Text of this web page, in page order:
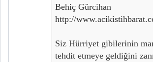
Behiç Gürcihan
http://
Siz Hürriyet gibilerinin
tehdit etmeye geldiğini